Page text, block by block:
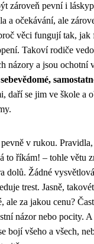
zároveň pevní i
a očekávání, ale
věci fungují tak, jak
Takoví rodiče
názory a jsou ochotní
daří se jim ve škole a
v rukou. Pravidla,
to říkám! – tohle větu
dolů. Žádné
trest. Jasně,
ale za jakou cenu?
názor nebo pocity.
bojí všeho a všech,